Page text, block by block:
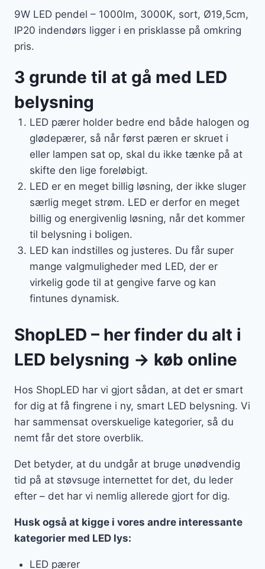
9W LED pendel – 1000lm, 3000K, sort, Ø19,5cm,
IP20 indendørs ligger i en prisklasse på omkring
pris.
3 grunde til at gå med LED
belysning
LED pærer holder bedre end både halogen og
glødepærer, så når først pæren er skruet i
eller lampen sat op, skal du ikke tænke på at
skifte den lige foreløbigt.
LED er en meget billig løsning, der ikke sluger
særlig meget strøm. LED er derfor en meget
billig og energivenlig løsning, når det kommer
til belysning i boligen.
LED kan indstilles og justeres. Du får super
mange valgmuligheder med LED, der er
virkelig gode til at gengive farve og kan
fintunes dynamisk.
ShopLED – her finder du alt i
LED belysning → køb online
Hos ShopLED har vi gjort sådan, at det er smart
for dig at få fingrene i ny, smart LED belysning. Vi
har sammensat overskuelige kategorier, så du
nemt får det store overblik.
Det betyder, at du undgår at bruge unødvendig
tid på at støvsuge internettet for det, du leder
efter – det har vi nemlig allerede gjort for dig.
Husk også at kigge i vores andre interessante
kategorier med LED lys:
LED pærer